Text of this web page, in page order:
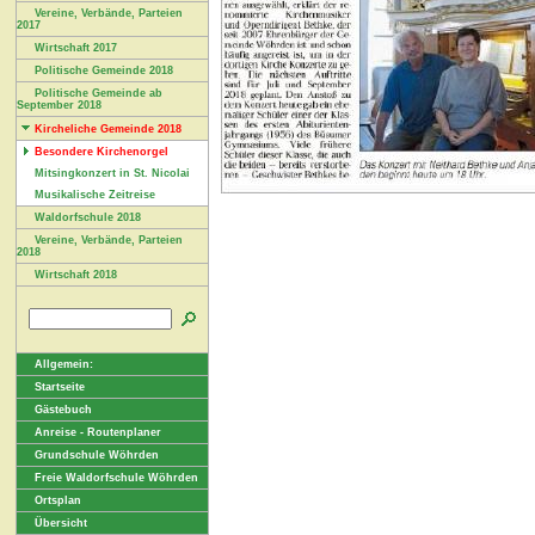
Vereine, Verbände, Parteien
2017
Wirtschaft 2017
Politische Gemeinde 2018
Politische Gemeinde ab
September 2018
Kircheliche Gemeinde 2018
Besondere Kirchenorgel
Mitsingkonzert in St. Nicolai
Musikalische Zeitreise
Waldorfschule 2018
Vereine, Verbände, Parteien
2018
Wirtschaft 2018
Allgemein:
Startseite
Gästebuch
Anreise - Routenplaner
Grundschule Wöhrden
Freie Waldorfschule Wöhrden
Ortsplan
Übersicht